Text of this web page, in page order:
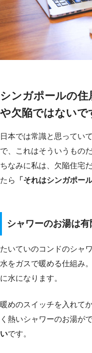
シンガポールの住
や欠陥ではないで
日本では常識と思ってい
で、これはそういうもの
ちなみに私は、欠陥住宅
たら
「それはシンガポー
シャワーのお湯は有
たいていのコンドのシャ
水をガスで暖める仕組み
に水になります。
暖めのスイッチを入れて
く熱いシャワーのお湯がで
いです。